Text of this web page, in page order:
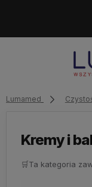
Lumamed
Kremy i
🛒Ta kategoria